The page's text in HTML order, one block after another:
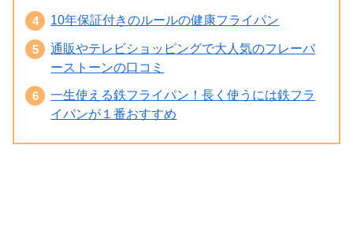
10年保証付きのルールの健康フライパン
通販やテレビショッピングで大人気のフレーバ
ーストーンの口コミ
一生使える鉄フライパン！長く使うには鉄フラ
イパンが１番おすすめ